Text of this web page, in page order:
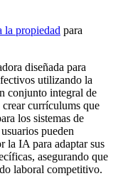
la propiedad para
diseñada para
utilizando la
conjunto integral de
crear currículums que
los sistemas de
pueden
la IA para adaptar sus
asegurando que
laboral competitivo.